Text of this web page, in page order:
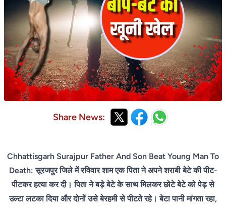
Share News:
Chhattisgarh Surajpur Father And Son Beat Young Man To
Death: सूरजपुर जिले में रविवार शाम एक पिता ने अपने शराबी बेटे की पीट-
पीटकर हत्या कर दी। पिता ने बड़े बेटे के साथ मिलकर छोटे बेटे को पेड़ से
उल्टा लटका दिया और दोनों उसे बेरहमी से पीटते रहे। बेटा पानी मांगता रहा,